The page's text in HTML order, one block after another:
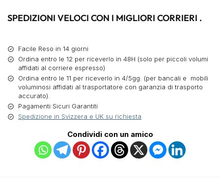
SPEDIZIONI VELOCI CON I MIGLIORI CORRIERI .
Facile Reso in 14 giorni
Ordina entro le 12 per riceverlo in 48H (solo per piccoli volumi
affidati al corriere espresso)
Ordina entro le 11 per riceverlo in 4/5gg. (per bancali e mobili
voluminosi affidati al trasportatore con garanzia di trasporto
accurato).
Pagamenti Sicuri Garantiti
Spedizione in Svizzera e UK su richiesta
Condividi con un amico